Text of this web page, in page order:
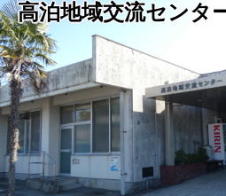
高泊地域交流センタ